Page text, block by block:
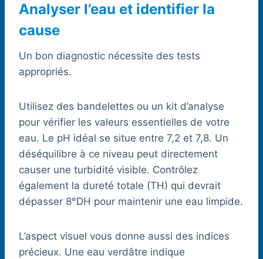
Analyser l’eau et identifier la
cause
Un bon diagnostic nécessite des tests
appropriés.
Utilisez des bandelettes ou un kit d’analyse
pour vérifier les valeurs essentielles de votre
eau. Le pH idéal se situe entre 7,2 et 7,8. Un
déséquilibre à ce niveau peut directement
causer une turbidité visible. Contrôlez
également la dureté totale (TH) qui devrait
dépasser 8°DH pour maintenir une eau limpide.
L’aspect visuel vous donne aussi des indices
précieux. Une eau verdâtre indique